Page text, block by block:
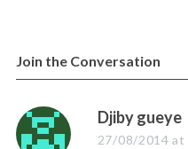
Join the Conversation
s
a
Djiby gueye
27/08/2014 at